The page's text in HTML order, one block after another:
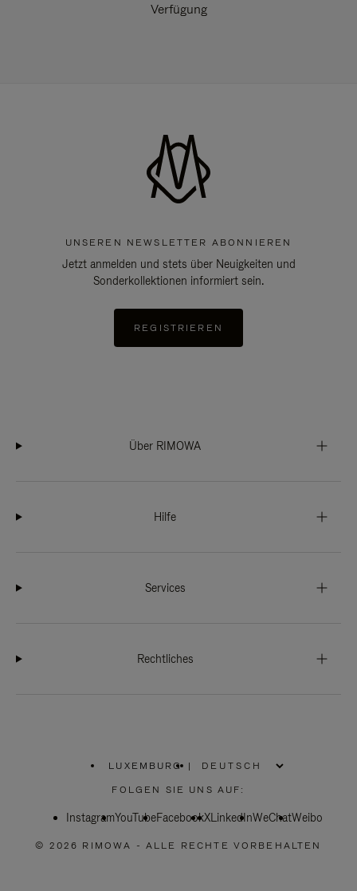
Verfügung
UNSEREN NEWSLETTER ABONNIEREN
Jetzt anmelden und stets über Neuigkeiten und
Sonderkollektionen informiert sein.
REGISTRIEREN
Über RIMOWA
Hilfe
Services
Rechtliches
LUXEMBURG
WÄHLEN
SIE
REGION
|
FOLGEN SIE UNS AUF:
InstagramYouTubeFacebookXLinkedInWeChatWeibo
© 2026 RIMOWA - ALLE RECHTE VORBEHALTEN